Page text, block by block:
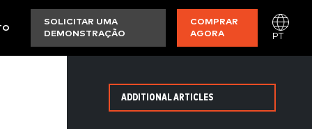
SOLICITAR UMA
DEMONSTRAÇÃO
COMPRAR
AGORA
PT
ADDITIONAL ARTICLES